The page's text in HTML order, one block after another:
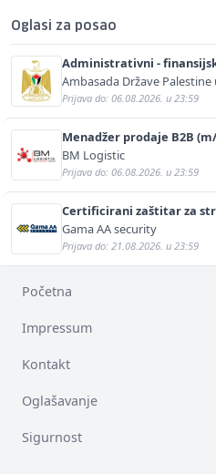
Oglasi za posao
Administrativni -
Ambasada Države Palestine
Prijava do: 06.08.2026. u 23:59
Menadžer prodaje B2B
BM Logistic
Prijava do: 06.08.2026. u 23:59
Certificirani zaštitar za
predstavništva (m/ž)
Gama AA security
Prijava do: 21.08.2026. u 23:59
Početna
Impressum
Kontakt
Oglašavanje
Sigurnost